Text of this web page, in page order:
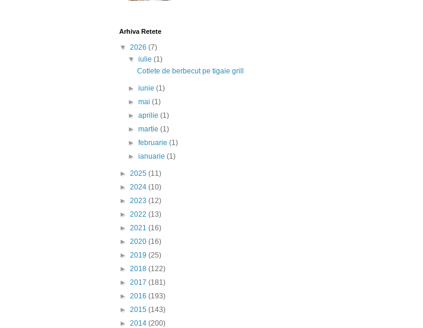
Arhiva Retete
▼ 2026 (7)
▼iulie(1)
Cotlete de berbecut pe tigaie grill
►iunie(1)
►mai(1)
►aprilie(1)
►martie(1)
►februarie(1)
►ianuarie(1)
► 2025 (11)
► 2024 (10)
► 2023 (12)
► 2022 (13)
► 2021 (16)
► 2020 (16)
► 2019 (25)
► 2018 (122)
► 2017 (181)
► 2016 (193)
► 2015 (143)
► 2014 (200)